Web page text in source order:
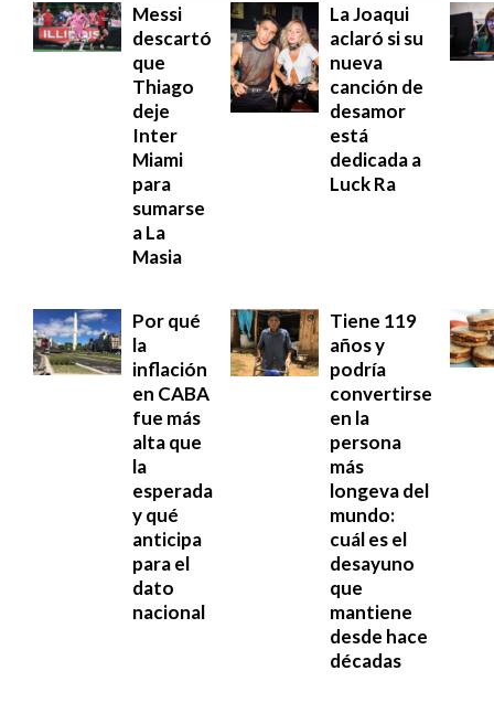
Messi
descartó
que
Thiago
deje
Inter
Miami
para
sumarse
a La
Masia
La Joaqui
aclaró si su
nueva
canción de
desamor
está
dedicada a
Luck Ra
Por qué
la
inflación
en CABA
fue más
alta que
la
esperada
y qué
anticipa
para el
dato
nacional
Tiene 119
años y
podría
convertirse
en la
persona
más
longeva del
mundo:
cuál es el
desayuno
que
mantiene
desde hace
décadas